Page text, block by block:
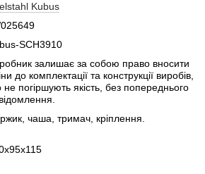
Kubus
SCH3910
залишає за собою право вносити
до комплектації та конструкції виробів,
погіршують якість, без попереднього
чаша, тримач, кріплення.